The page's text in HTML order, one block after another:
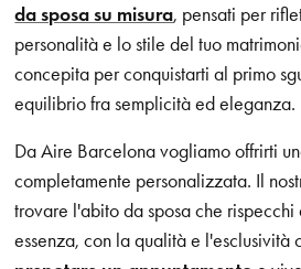
da sposa su misura, pensati per
personalità e lo stile del tuo
concepita per conquistarti al primo
equilibrio fra semplicità ed eleganza.
Da Aire Barcelona vogliamo offrirti
completamente personalizzata. Il
trovare l'abito da sposa che
essenza, con la qualità e l'esclusività